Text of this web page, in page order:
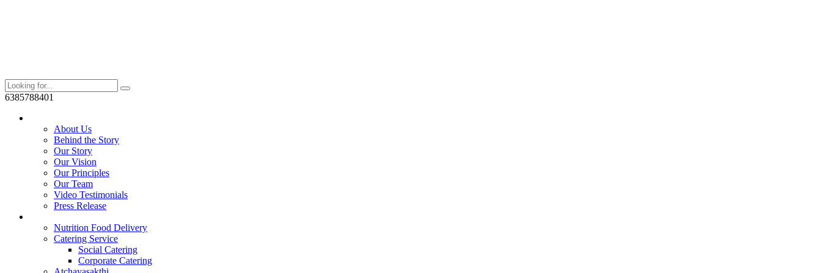
6385788401
About Us
Behind the Story
Our Story
Our Vision
Our Principles
Our Team
Video Testimonials
Press Release
Nutrition Food Delivery
Catering Service
Social Catering
Corporate Catering